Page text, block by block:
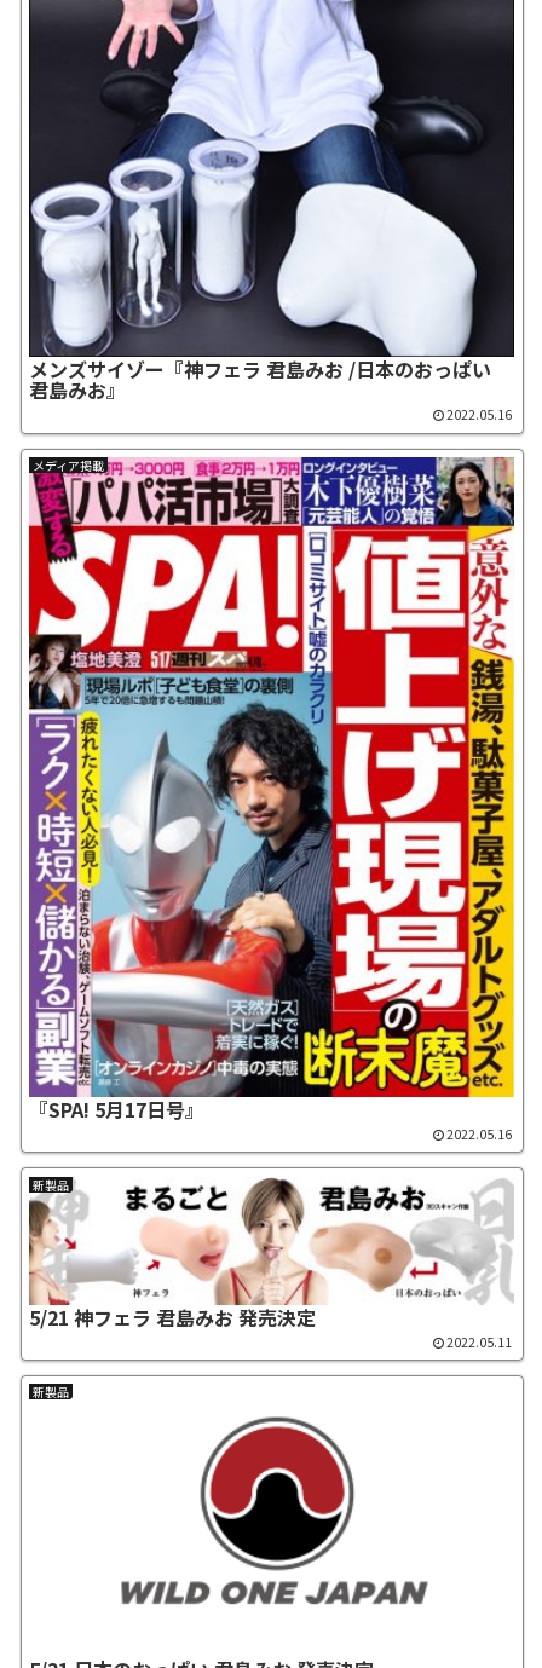
メンズサイゾー『神フェラ 君島みお /日本のおっぱい
君島みお』
2022.05.16
メディア掲載
『SPA! 5月17日号』
2022.05.16
新製品
5/21 神フェラ 君島みお 発売決定
2022.05.11
新製品